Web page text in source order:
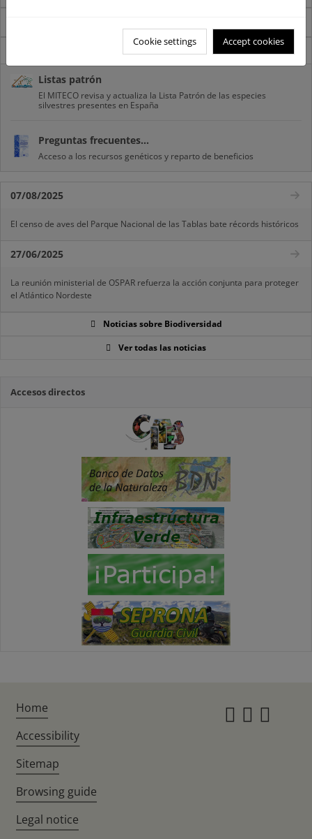
Listas patrón
El MITECO revisa y actualiza la Lista Patrón de las especies
silvestres presentes en España
Preguntas frecuentes...
Acceso a los recursos genéticos y reparto de beneficios
07/08/2025
El censo de aves del Parque Nacional de las Tablas bate récords históricos
27/06/2025
La reunión ministerial de OSPAR refuerza la acción conjunta para proteger
el Atlántico Nordeste
Noticias sobre Biodiversidad
Ver todas las noticias
Accesos directos
Cookie settings Accept cookies
Home
Accessibility
Sitemap
Browsing guide
Legal notice